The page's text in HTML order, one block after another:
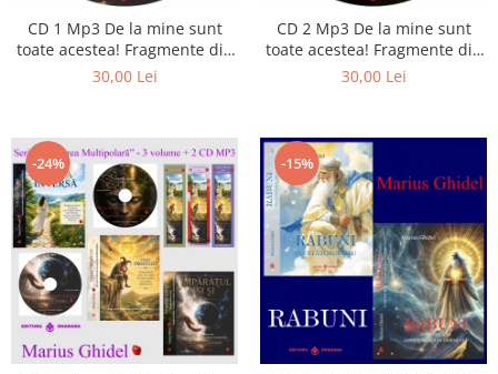
Literatura
Psihologie
Stiinta
CD 1 Mp3 De la mine sunt
toate acestea! Fragmente din
cărțile lui Marius Ghidel
30,00 Lei
CD 2 Mp3 De la mine sunt
toate acestea! Fragmente din
cărțile lui Marius Ghidel
30,00 Lei
-24% -15%